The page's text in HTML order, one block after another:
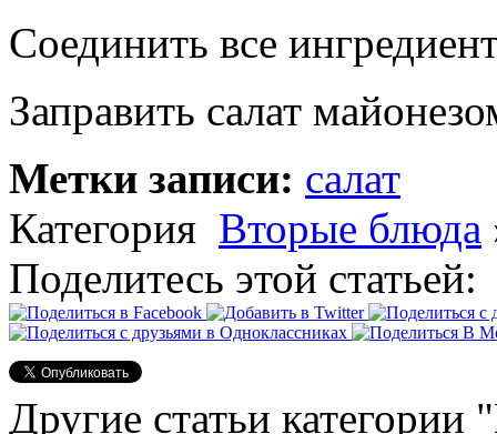
Соединить все
Заправить салат
Метки записи: салат
Категория Вторые блюда
Поделитесь этой статьей:
Другие статьи